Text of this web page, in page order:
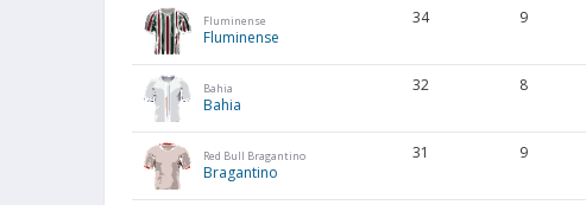
Fluminense
Fluminense
34 9
Bahia
Bahia
32 8
Red Bull Bragantino
Bragantino
31 9